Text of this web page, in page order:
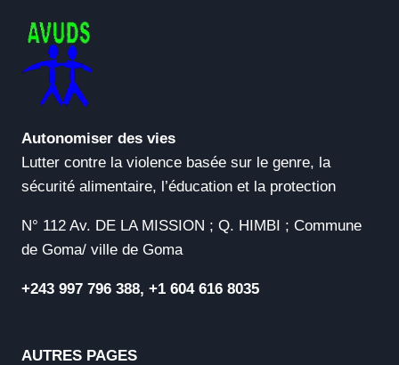
Autonomiser des vies
Lutter contre la violence basée sur le genre, la
sécurité alimentaire, l’éducation et la protection
N° 112 Av. DE LA MISSION ; Q. HIMBI ; Commune
de Goma/ ville de Goma
+243 997 796 388, +1 604 616 8035
AUTRES PAGES